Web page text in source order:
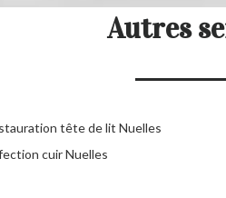
Autres
tête de lit Nuelles
cuir Nuelles